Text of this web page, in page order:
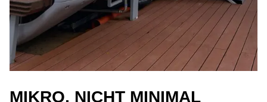
MIKRO, NICHT MINIMAL